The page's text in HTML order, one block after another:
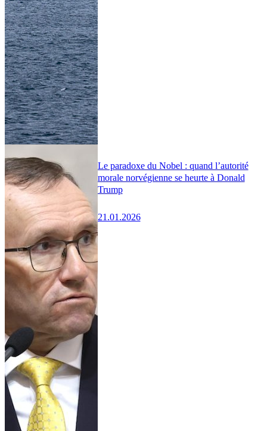
Le paradoxe du Nobel : quand l’autorité
morale norvégienne se heurte à Donald
Trump
21.01.2026